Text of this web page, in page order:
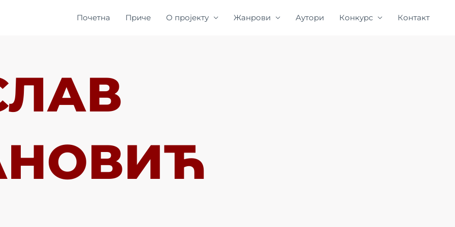
Почетна Приче О пројекту Жанрови Аутори Конкурс Контакт